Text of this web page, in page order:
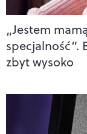
„Jestem
specjalność”.
zbyt wysoko